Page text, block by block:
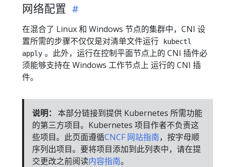
网络配置
在混合了 Linux 和 Windows 节点的集群中，CNI 设
置所需的步骤不仅仅是对清单文件运行
kubectl
apply 。此外，运行在控制平面节点上的 CNI 插件必
须能够支持在 Windows 工作节点上 运行的 CNI 插
件。
说明： 本部分链接到提供 Kubernetes 所需功能
的第三方项目。Kubernetes 项目作者不负责这
些项目。此页面遵循CNCF 网站指南，按字母顺
序列出项目。要将项目添加到此列表中，请在提
交更改之前阅读内容指南。